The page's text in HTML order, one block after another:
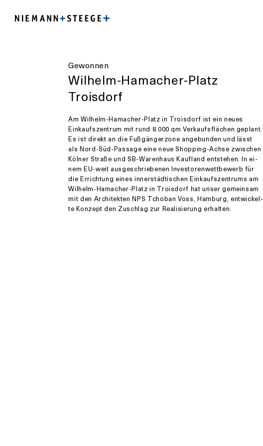
Gewonnen
Wilhelm-Hamacher-Platz
Troisdorf
Am Wilhelm-Hamacher-Platz in Troisdorf ist ein neues
Einkaufszentrum mit rund 8.000 qm Verkaufsflächen geplant.
Es ist direkt an die Fußgängerzone angebunden und lässt
als Nord-Süd-Passage eine neue Shopping-Achse zwischen
Kölner Straße und SB-Warenhaus Kaufland entstehen. In ei­
nem EU-weit aus­ge­schrie­be­nen In­ves­to­ren­wett­be­werb für
die Er­rich­tung ei­nes in­ner­städ­ti­schen Ein­kaufs­zen­trums am
Wil­helm-Ha­ma­cher-Platz in Trois­dorf hat unser gemeinsam
mit den Ar­chi­tek­ten NPS Tcho­ban Voss, Ham­burg, ent­wi­ckel­
te Kon­zept den Zu­schlag zur Realisierung erhalten.